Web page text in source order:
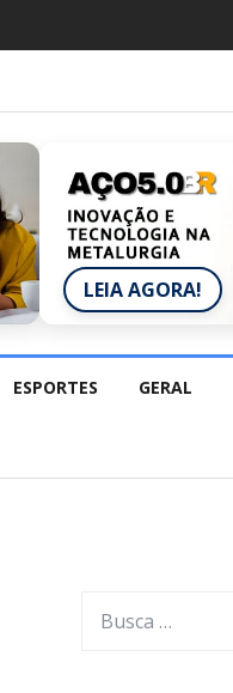
LEIA AGORA!
ESPORTES GERAL